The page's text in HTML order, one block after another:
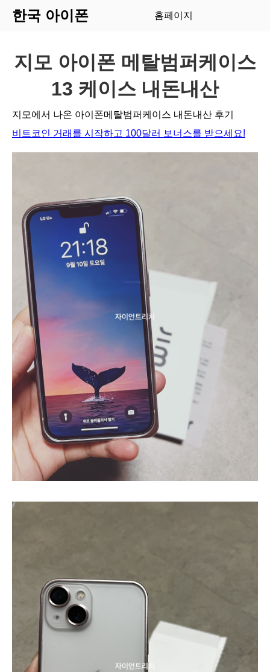
한국 아이폰 홈페이지
지모 아이폰 메탈범퍼케이스
13 케이스 내돈내산
지모에서 나온 아이폰메탈범퍼케이스 내돈내산 후기
비트코인 거래를 시작하고 100달러 보너스를 받으세요!